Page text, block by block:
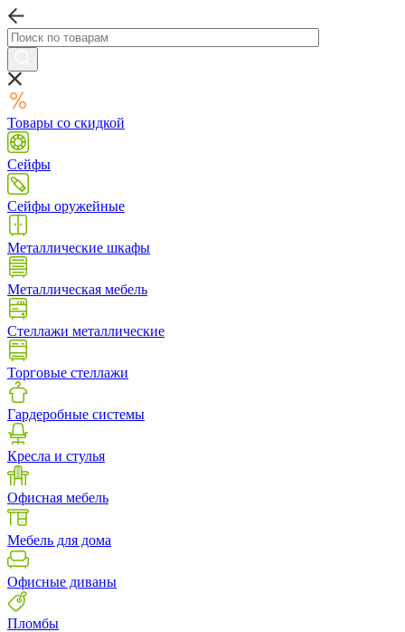
Товары со скидкой
Сейфы
Сейфы оружейные
Металлические шкафы
Металлическая мебель
Стеллажи металлические
Торговые стеллажи
Гардеробные системы
Кресла и стулья
Офисная мебель
Мебель для дома
Офисные диваны
Пломбы